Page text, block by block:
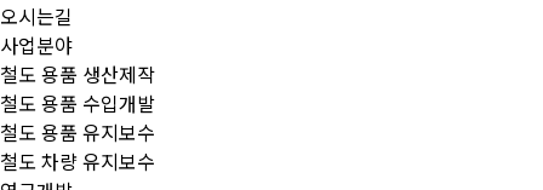
오시는길
사업분야
철도 용품 생산제작
철도 용품 수입개발
철도 용품 유지보수
철도 차량 유지보수